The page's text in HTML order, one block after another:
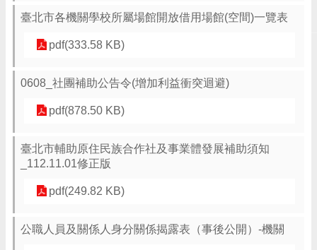
臺北市各機關學校所屬場館開放借用場館(空間)一覽表
pdf(333.58 KB)
0608_社團補助公告令(增加利益衝突迴避)
pdf(878.50 KB)
臺北市輔助原住民族合作社及事業體發展補助須知
_112.11.01修正版
pdf(249.82 KB)
公職人員及關係人身分關係揭露表（事後公開）-機關